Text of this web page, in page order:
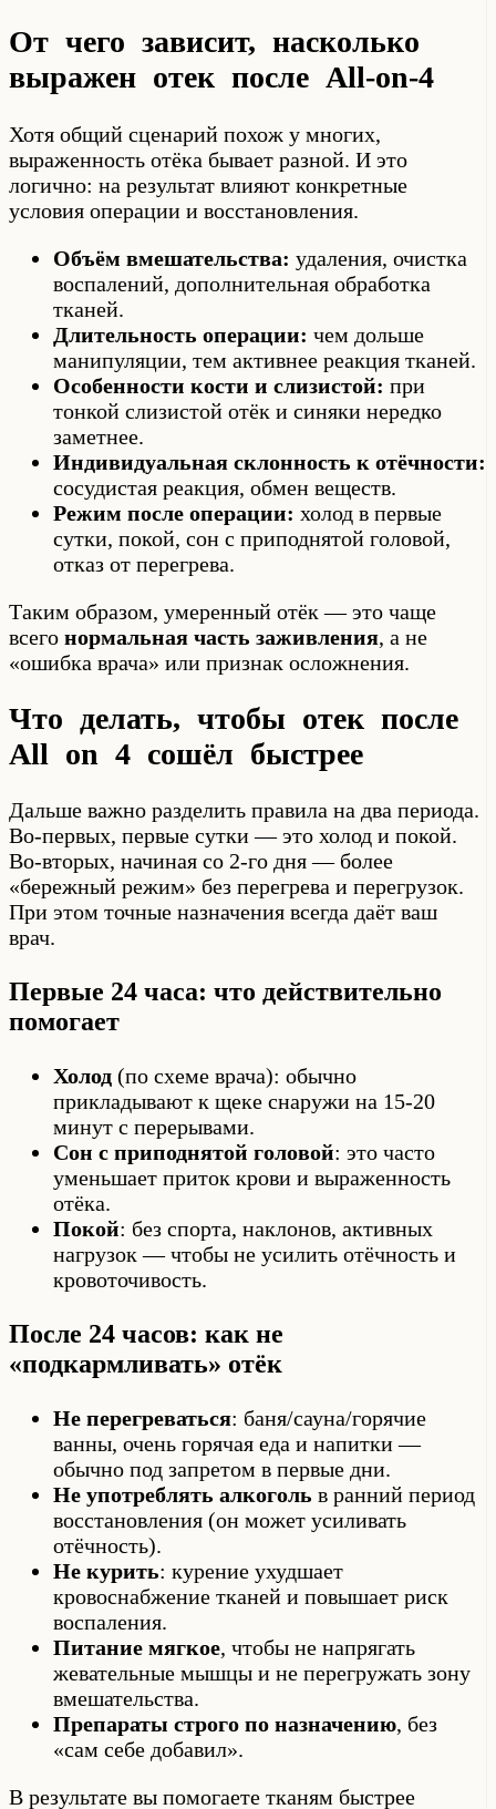
От чего зависит, насколько
выражен отек после All-on-4
Хотя общий сценарий похож у многих,
выраженность отёка бывает разной. И это
логично: на результат влияют конкретные
условия операции и восстановления.
Объём вмешательства: удаления, очистка
воспалений, дополнительная обработка
тканей.
Длительность операции: чем дольше
манипуляции, тем активнее реакция тканей.
Особенности кости и слизистой: при
тонкой слизистой отёк и синяки нередко
заметнее.
Индивидуальная склонность к отёчности:
сосудистая реакция, обмен веществ.
Режим после операции: холод в первые
сутки, покой, сон с приподнятой головой,
отказ от перегрева.
Таким образом, умеренный отёк — это чаще
всего нормальная часть заживления, а не
«ошибка врача» или признак осложнения.
Что делать, чтобы отек после
All on 4 сошёл быстрее
Дальше важно разделить правила на два периода.
Во-первых, первые сутки — это холод и покой.
Во-вторых, начиная со 2-го дня — более
«бережный режим» без перегрева и перегрузок.
При этом точные назначения всегда даёт ваш
врач.
Первые 24 часа: что действительно
помогает
Холод (по схеме врача): обычно
прикладывают к щеке снаружи на 15-20
минут с перерывами.
Сон с приподнятой головой: это часто
уменьшает приток крови и выраженность
отёка.
Покой: без спорта, наклонов, активных
нагрузок — чтобы не усилить отёчность и
кровоточивость.
После 24 часов: как не
«подкармливать» отёк
Не перегреваться: баня/сауна/горячие
ванны, очень горячая еда и напитки —
обычно под запретом в первые дни.
Не употреблять алкоголь в ранний период
восстановления (он может усиливать
отёчность).
Не курить: курение ухудшает
кровоснабжение тканей и повышает риск
воспаления.
Питание мягкое, чтобы не напрягать
жевательные мышцы и не перегружать зону
вмешательства.
Препараты строго по назначению, без
«сам себе добавил».
В результате вы помогаете тканям быстрее